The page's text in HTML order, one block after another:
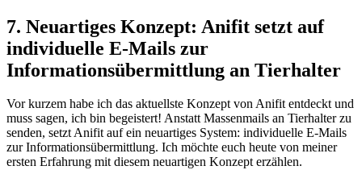
7. Neuartiges Konzept: Anifit setzt auf
individuelle E-Mails zur
Informationsübermittlung⁢ an ⁣Tierhalter
Vor ⁢kurzem habe ich ⁤das aktuellste Konzept von Anifit​ entdeckt⁣ und
muss sagen, ich bin​ begeistert! Anstatt Massenmails an Tierhalter ‍zu​
senden, setzt Anifit auf ein neuartiges System: individuelle E-Mails
zur Informationsübermittlung. Ich möchte euch heute von meiner​
ersten Erfahrung mit ​diesem neuartigen Konzept erzählen.